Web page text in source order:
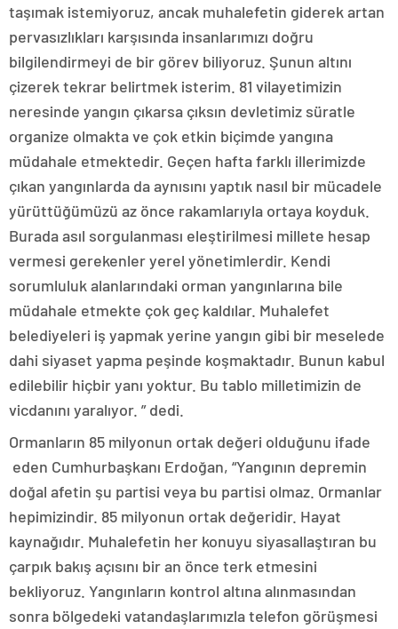
taşımak istemiyoruz, ancak muhalefetin giderek artan
pervasızlıkları karşısında insanlarımızı doğru
bilgilendirmeyi de bir görev biliyoruz. Şunun altını
çizerek tekrar belirtmek isterim. 81 vilayetimizin
neresinde yangın çıkarsa çıksın devletimiz süratle
organize olmakta ve çok etkin biçimde yangına
müdahale etmektedir. Geçen hafta farklı illerimizde
çıkan yangınlarda da aynısını yaptık nasıl bir mücadele
yürüttüğümüzü az önce rakamlarıyla ortaya koyduk.
Burada asıl sorgulanması eleştirilmesi millete hesap
vermesi gerekenler yerel yönetimlerdir. Kendi
sorumluluk alanlarındaki orman yangınlarına bile
müdahale etmekte çok geç kaldılar. Muhalefet
belediyeleri iş yapmak yerine yangın gibi bir meselede
dahi siyaset yapma peşinde koşmaktadır. Bunun kabul
edilebilir hiçbir yanı yoktur. Bu tablo milletimizin de
vicdanını yaralıyor. ” dedi.
Ormanların 85 milyonun ortak değeri olduğunu ifade
eden Cumhurbaşkanı Erdoğan, “Yangının depremin
doğal afetin şu partisi veya bu partisi olmaz. Ormanlar
hepimizindir. 85 milyonun ortak değeridir. Hayat
kaynağıdır. Muhalefetin her konuyu siyasallaştıran bu
çarpık bakış açısını bir an önce terk etmesini
bekliyoruz. Yangınların kontrol altına alınmasından
sonra bölgedeki vatandaşlarımızla telefon görüşmesi